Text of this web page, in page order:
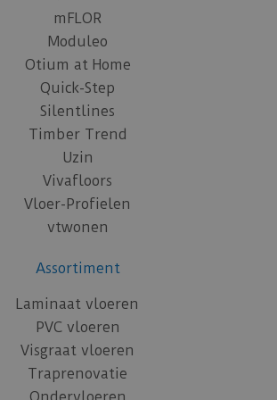
mFLOR
Moduleo
Otium at Home
Quick-Step
Silentlines
Timber Trend
Uzin
Vivafloors
Vloer-Profielen
vtwonen
Assortiment
Laminaat vloeren
PVC vloeren
Visgraat vloeren
Traprenovatie